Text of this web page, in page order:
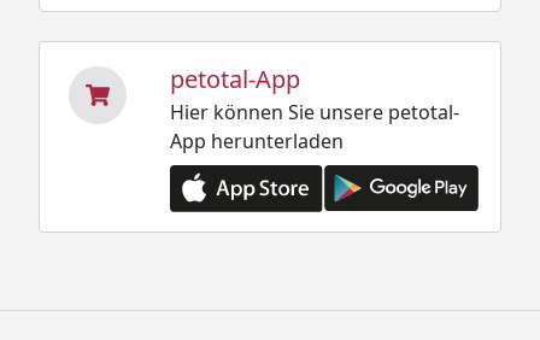
petotal-App
Hier können Sie unsere petotal-
App herunterladen